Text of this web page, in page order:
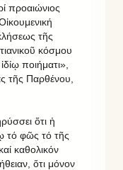
προαιώνιος
τῆς
κόσμου
ποιήματι»,
τῆς Παρθένου,
ὅτι ἡ
τό φῶς τό τῆς
καθολικόν
ὅτι μόνον